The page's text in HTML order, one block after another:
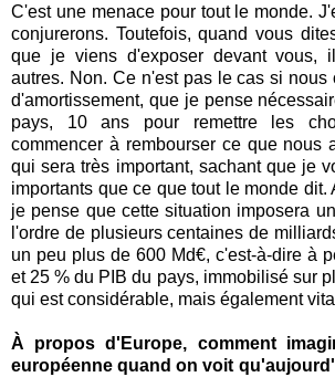
C'est une menace pour tout le monde.
conjurerons. Toutefois, quand vous
que je viens d'exposer devant vous,
autres. Non. Ce n'est pas le cas si nous
d'amortissement, que je pense
pays, 10 ans pour remettre les
commencer à rembourser ce que nous
qui sera très important, sachant que je
importants que ce que tout le monde dit.
je pense que cette situation imposera
l'ordre de plusieurs centaines de
un peu plus de 600 Md€, c'est-à-dire à
et 25 % du PIB du pays, immobilisé sur
qui est considérable, mais également
À propos d'Europe, comment
européenne quand on voit